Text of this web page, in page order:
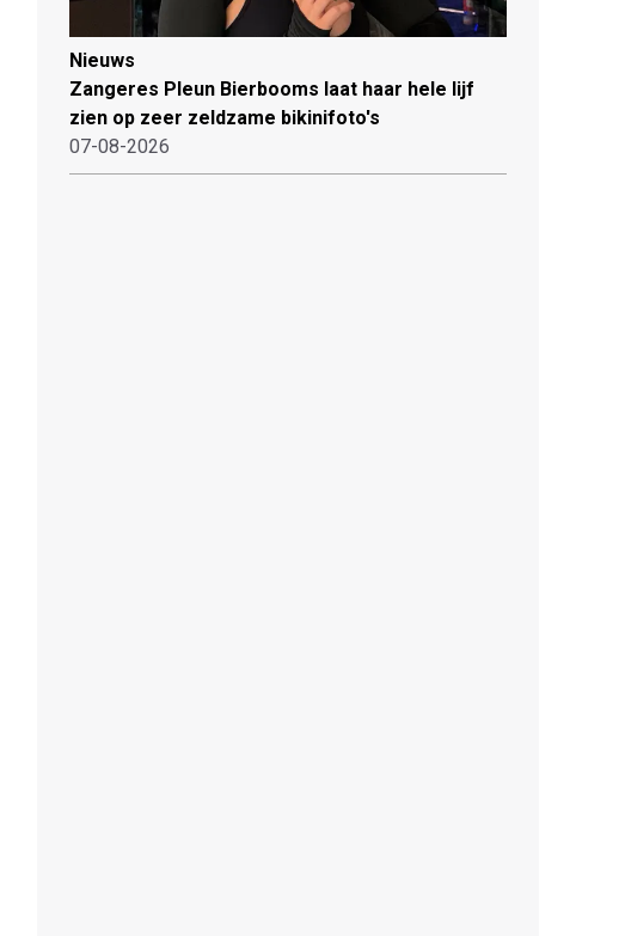
Nieuws
Zangeres Pleun Bierbooms laat haar hele lijf
zien op zeer zeldzame bikinifoto's
07-08-2026